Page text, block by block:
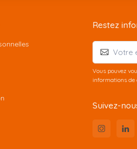
Restez
Vous pouvez
informations de
Suivez-